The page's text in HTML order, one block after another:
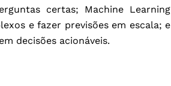
certas; Machine Learning
e fazer previsões em escala; e
decisões acionáveis.